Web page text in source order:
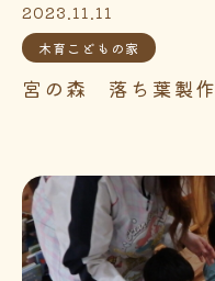
2023.11.11
木育こどもの家
宮の森 落ち葉製作